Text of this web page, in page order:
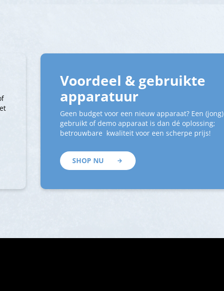
Voordeel & gebruikte
apparatuur
Geen budget voor een nieuw apparaat? Een (jong)
gebruikt of demo apparaat is dan dé oplossing;
betrouwbare kwaliteit voor een scherpe prijs!
SHOP NU